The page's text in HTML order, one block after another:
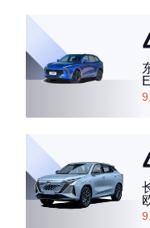
·空间表现较为优秀，优